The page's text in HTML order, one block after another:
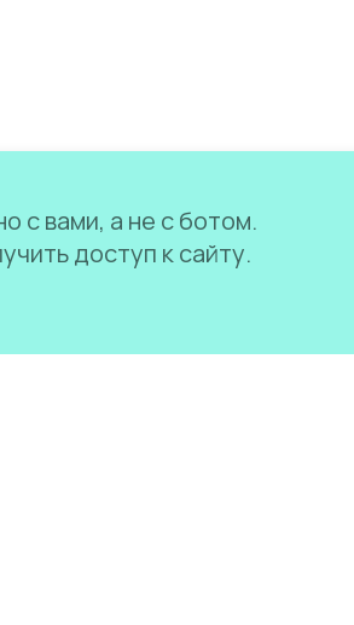
с вами, а не с ботом.
доступ к сайту.